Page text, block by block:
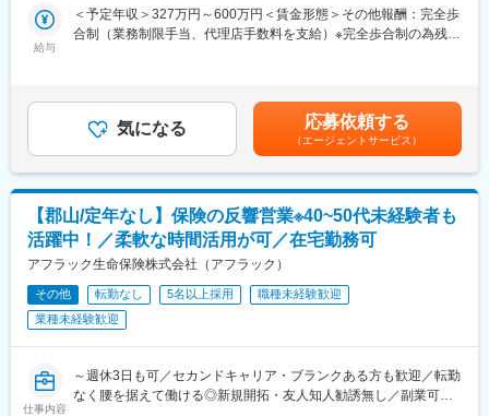
ものから手厚い保障のある商品までお客様のライフプランに合っ
た内容が提案できます。
ニケーションを取りながら寄り添ってサポートします。ブランク
があってもご安心下さい。
◆具体的な業務内容
務を行っていただきます。
お客様は、当社の保険にご契約いただいている方や、保険に興味
を持ってお問い合わせいただいた方が対象です。個々のライフス
◆働きやすい環境
業務委託のため、勤務地および就業日・就業時間は自由です。お
客様への提案は、電話や郵送、WEBでの面談も可能なため、自宅
から無理なく営業活動が行えます。
※月1回の研修参加、週1回の所属営業部・支社への活動報告は必
須参加となります。
→14時：自宅に戻り、お客様とWEB面談→16時：業務終了
給与
＜予定年収＞327万円～600万円＜賃金形態＞その他報酬：完全歩
合制（業務制限手当、代理店手数料を支給）※完全歩合制の為残業
業務制限手当（成績連動）を支給 ※最低保証なし・分配後手数
料 2ヵ月目以降業績に応じた分配後手数料（成績連動）を支給■
就業開始時の想定年収：327万円賃金はあくまでも目安の金額で
あり、選考を通じて上下する可能性があります。月給(月額)は固定
手当を含めた表記です。
気になる 応募依頼する
（エージェントサービス）
【郡山/定年なし】保険の反響営業※40~50代未経験者も
活躍中！／柔軟な時間活用が可／在宅勤務可
アフラック生命保険株式会社（アフラック）
その他 転勤なし 5名以上採用
職種未経験歓迎
業種未経験歓迎
仕事内容
～週休3日も可／セカンドキャリア・ブランクある方も歓迎／転勤
なく腰を据えて働ける◎新規開拓・友人知人勧誘無し／副業可／